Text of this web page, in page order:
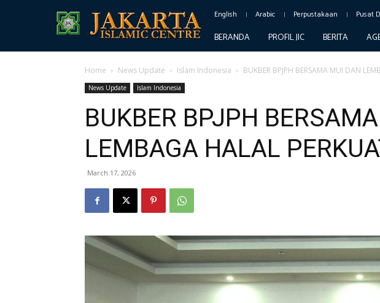
English Arabic Perpustakaan Pusat
BERANDA PROFIL JIC BERITA
Home News Update Islam Indonesia BUKBER BPJPH BERSAMA MUI DAN
News Update Islam Indonesia
BUKBER BPJPH
LEMBAGA HALAL
March 17, 2026